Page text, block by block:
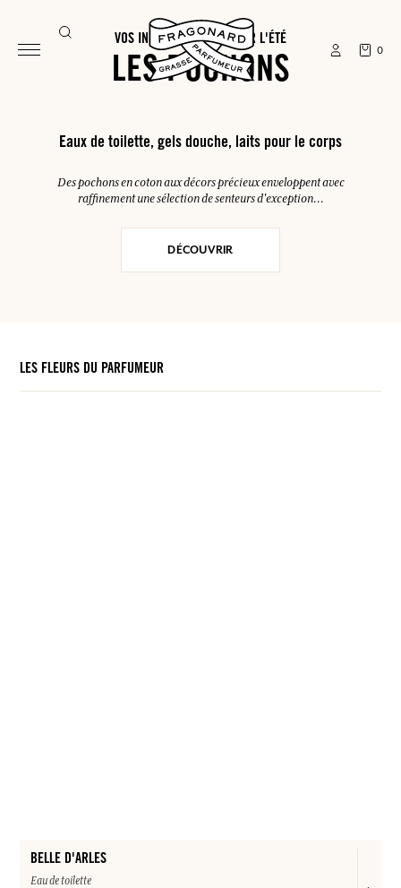
0
VOS INDISPENSABLES POUR L'ÉTÉ
LES POCHONS
Eaux de toilette, gels douche, laits pour le corps
Des pochons en coton aux décors précieux enveloppent avec
raffinement une sélection de senteurs d'exception...
DÉCOUVRIR
LES FLEURS DU PARFUMEUR
BELLE D'ARLES
Eau de toilette